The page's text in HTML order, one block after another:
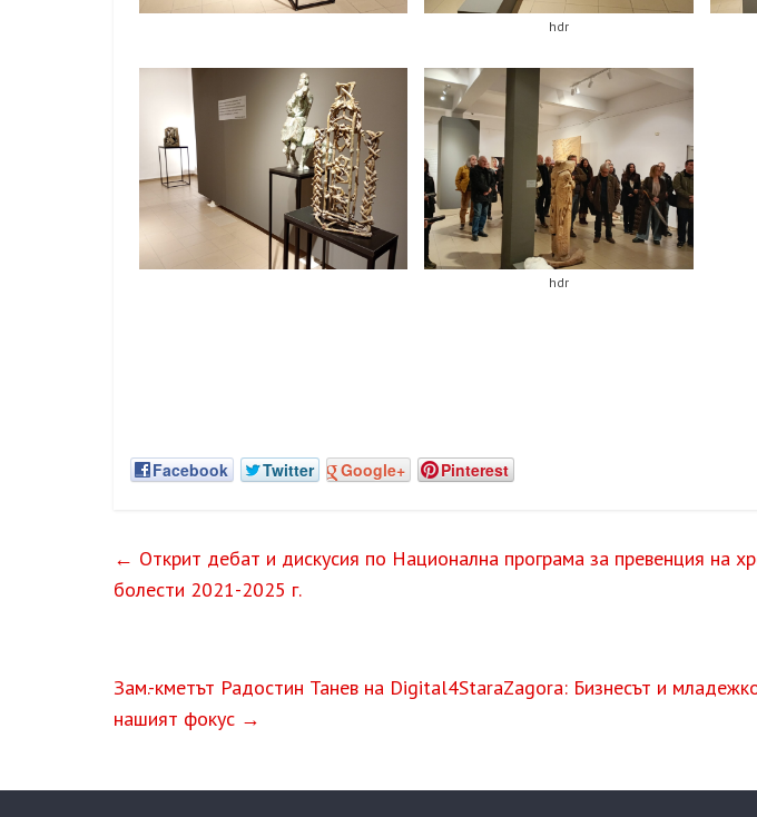
hdr
hdr
Facebook Twitter Google+ Pinterest
← Открит дебат и дискусия по Национална програма за превенция на
болести 2021-2025 г.
Зам.-кметът Радостин Танев на Digital4StaraZagora: Бизнесът и
нашият фокус →